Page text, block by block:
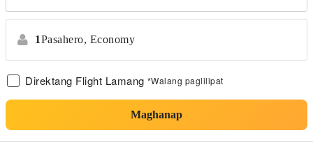
1Pasahero, Economy
Direktang Flight Lamang *Walang paglilipat
Maghanap